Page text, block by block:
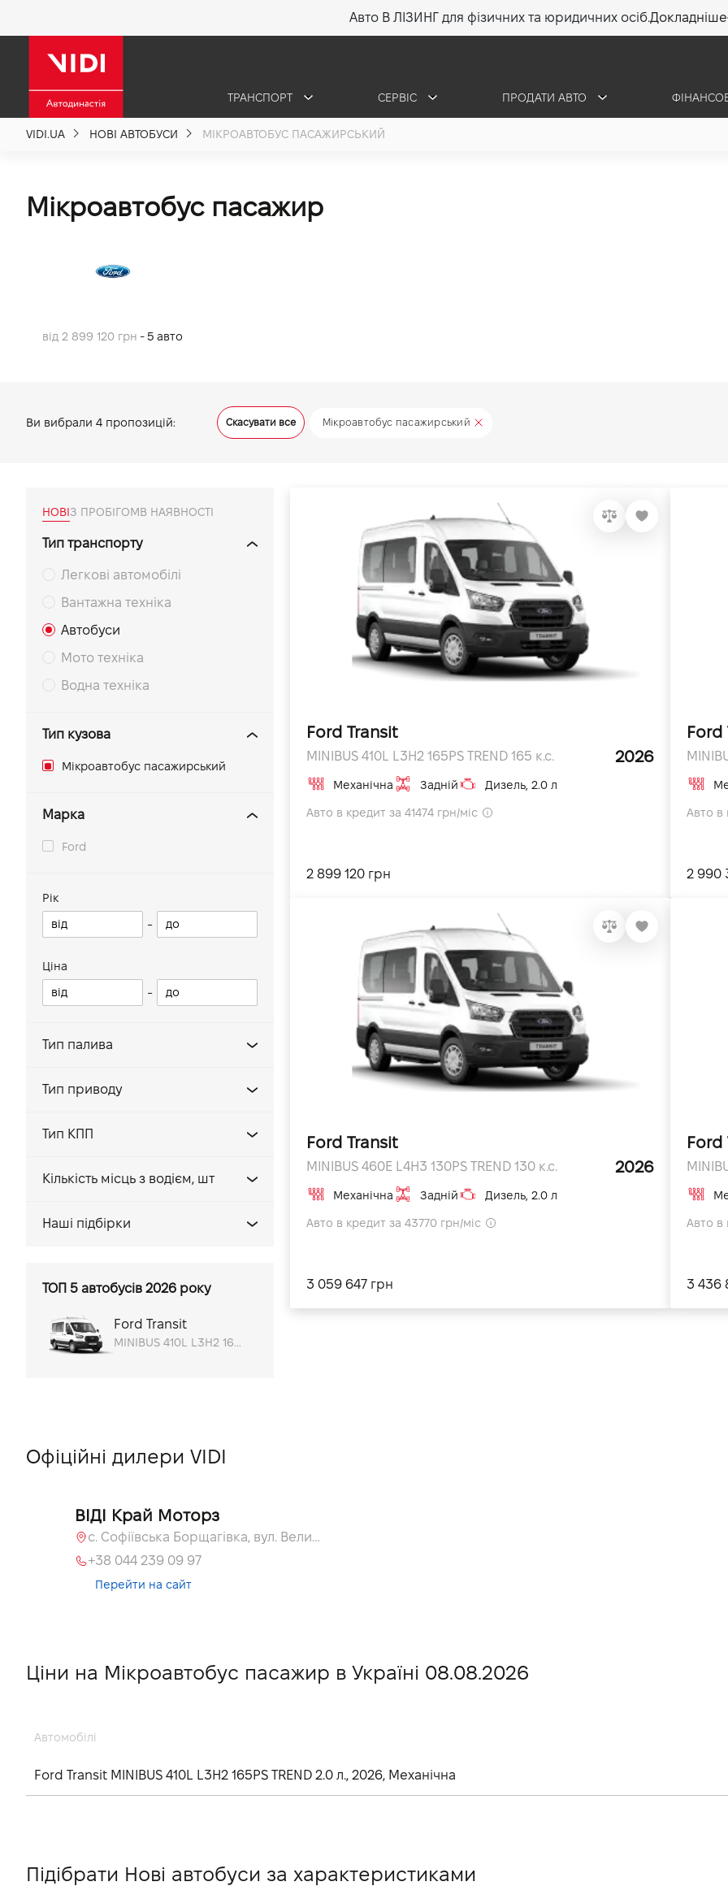
Авто В ЛІЗИНГ для фізичних та юридичних осіб.Докладніше
ТРАНСПОРТ СЕРВІС ПРОДАТИ АВТО
VIDI.UA НОВІ АВТОБУСИ МІКРОАВТОБУС ПАСАЖИРСЬКИЙ
Мікроавтобус пасажир
від 2 899 120 грн - 5 авто
Ви вибрали 4 пропозицій: Скасувати все Мікроавтобус пасажирський
НОВІЗ ПРОБІГОМВ НАЯВНОСТІ
Тип транспорту
Легкові автомобілі
Вантажна техніка
Автобуси
Мото техніка
Водна техніка
Тип кузова
Мікроавтобус пасажирський
Марка
Ford
Рік
-
Ціна
-
Тип палива
Тип приводу
Тип КПП
Кiлькiсть мiсць з водієм, шт
Наші підбірки
ТОП 5 автобусів 2026 року
Ford Transit
MINIBUS 410L L3H2 165PS TREND, 165 к.с.
Ford Transit
MINIBUS 410L L3H2 165PS TREND 165 к.с. 2026
Механічна Задній Дизель, 2.0 л
Авто в кредит за 41474 грн/міс
2 899 120 грн
Ford
Авто в
2 990
Ford Transit
MINIBUS 460E L4H3 130PS TREND 130 к.с. 2026
Механічна Задній Дизель, 2.0 л
Авто в кредит за 43770 грн/міс
3 059 647 грн
Ford
Авто в
3 436
Офіційні дилери VIDI
ВІДІ Край Моторз
с. Софіївська Борщагівка, вул. Велика Кільцева, 60а
+38 044 239 09 97
Перейти на сайт
Ціни на Мікроавтобус пасажир в Україні 08.08.2026
Автомобілі
Ford Transit MINIBUS 410L L3H2 165PS TREND 2.0 л., 2026, Механічна
Підібрати Нові автобуси за характеристиками
Про компанію
Новини
Політика якості
Контакти